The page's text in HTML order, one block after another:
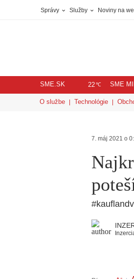
Správy Služby Noviny na
SME.SK 22℃ SME
O službe Technológie
7. máj 2021 o